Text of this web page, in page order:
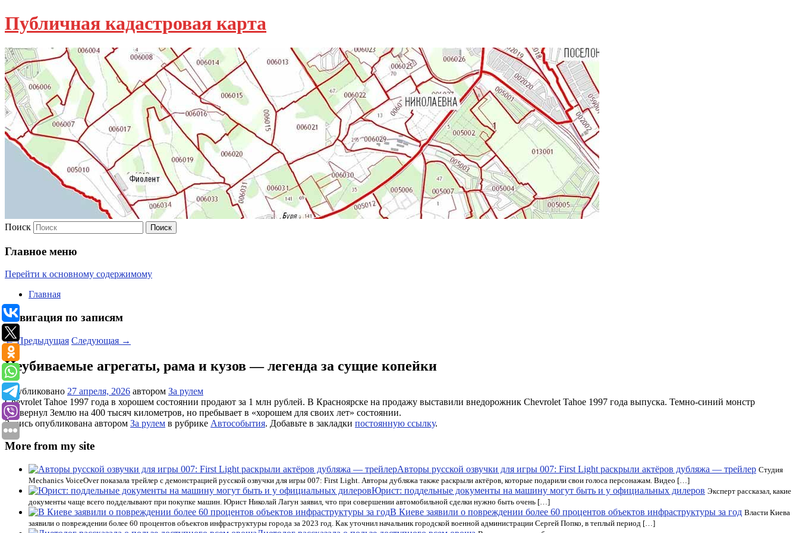
Публичная кадастровая карта
Поиск
Главное меню
Перейти к основному содержимому
Главная
Навигация по записям
←Предыдущая Следующая →
Неубиваемые агрегаты, рама и кузов — легенда за сущие копейки
Опубликовано 27 апреля, 2026 автором За рулем
Chevrolet Tahoe 1997 года в хорошем состоянии продают за 1 млн рублей. В Красноярске на продажу выставили внедорожник Chevrolet Tahoe 1997 года выпуска. Темно-синий монстр
провернул Землю на 400 тысяч километров, но пребывает в «хорошем для своих лет» состоянии.
Запись опубликована автором За рулем в рубрике Автособытия. Добавьте в закладки постоянную ссылку.
More from my site
Авторы русской озвучки для игры 007: First Light раскрыли актёров дубляжа — трейлер Студия
Mechanics VoiceOver показала трейлер с демонстрацией русской озвучки для игры 007: First Light. Авторы дубляжа также раскрыли актёров, которые подарили свои голоса персонажам. Видео […]
Юрист: поддельные документы на машину могут быть и у официальных дилеров Эксперт рассказал, какие
документы чаще всего подделывают при покупке машин. Юрист Николай Лагун заявил, что при совершении автомобильной сделки нужно быть очень […]
В Киеве заявили о повреждении более 60 процентов объектов инфраструктуры за год Власти Киева
заявили о повреждении более 60 процентов объектов инфраструктуры города за 2023 год. Как уточнил начальник городской военной администрации Сергей Попко, в теплый период […]